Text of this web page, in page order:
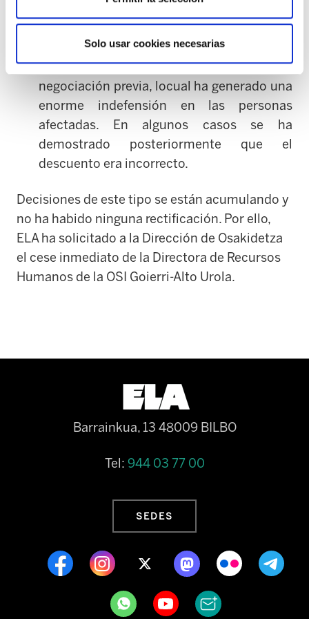
Solo usar cookies necesarias
correctamente esa decisión a los
trabajadores afectados y les han quitado el
dinero de nóminas posteriores, sin
negociación previa, locual ha generado una
enorme indefensión en las personas
afectadas. En algunos casos se ha
demostrado posteriormente que el
descuento era incorrecto.
Decisiones de este tipo se están acumulando y
no ha habido ninguna rectificación. Por ello,
ELA ha solicitado a la Dirección de Osakidetza
el cese inmediato de la Directora de Recursos
Humanos de la OSI Goierri-Alto Urola.
Barrainkua, 13 48009 BILBO
Tel: 944 03 77 00
SEDES